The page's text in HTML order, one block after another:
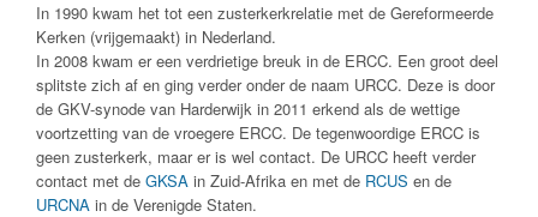
In 1990 kwam het tot een zusterkerkrelatie met de Gereformeerde
Kerken (vrijgemaakt) in Nederland.
In 2008 kwam er een verdrietige breuk in de ERCC. Een groot deel
splitste zich af en ging verder onder de naam URCC. Deze is door
de GKV-synode van Harderwijk in 2011 erkend als de wettige
voortzetting van de vroegere ERCC. De tegenwoordige ERCC is
geen zusterkerk, maar er is wel contact. De URCC heeft verder
contact met de GKSA in Zuid-Afrika en met de RCUS en de
URCNA in de Verenigde Staten.